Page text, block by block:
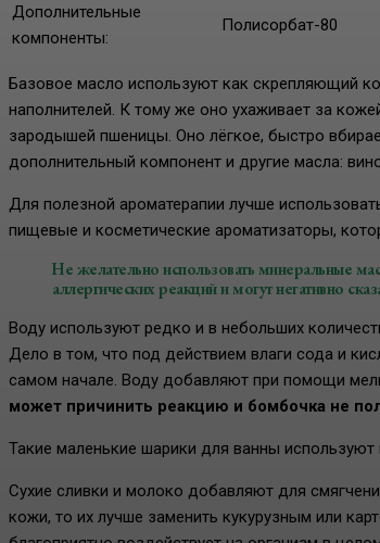
Дополнительные
компоненты:
Полисорбат-80
Базовое масло используют как скрепляющий
наполнителей. К тому же оно ухаживает за
зародышей пшеницы. Оно лёгкое, быстро
дополнительный компонент и другие масла:
Для полезной ароматерапии лучше
пищевые и косметические ароматизаторы,
Не желательно использовать минеральные
аллергических реакций и могут негативно
Воду используют редко и в небольших
Дело в том, что под действием влаги сода и
самом начале. Воду добавляют при помощи
может причинить реакцию и бомбочка не
Такие маленькие шарики для ванны используют
Сухие сливки и молоко добавляют для
кожи, то их лучше заменить кукурузным или